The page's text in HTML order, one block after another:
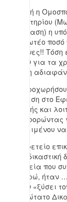
Επειδή η
δικαστηρίου
απόφαση) η
πληρωτέο
κορώνες!!
έχουν για τα
πλήρη
Θα
υπόθεση στο
Μωυσής και
προκειμένου
Το Εφετείο
στοιχεία που
Πουαρώ, ήταν
είχαν «ξύσει
το Ανώτατο